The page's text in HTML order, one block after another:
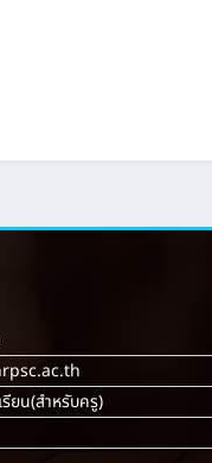
รียน(สำหรับครู)